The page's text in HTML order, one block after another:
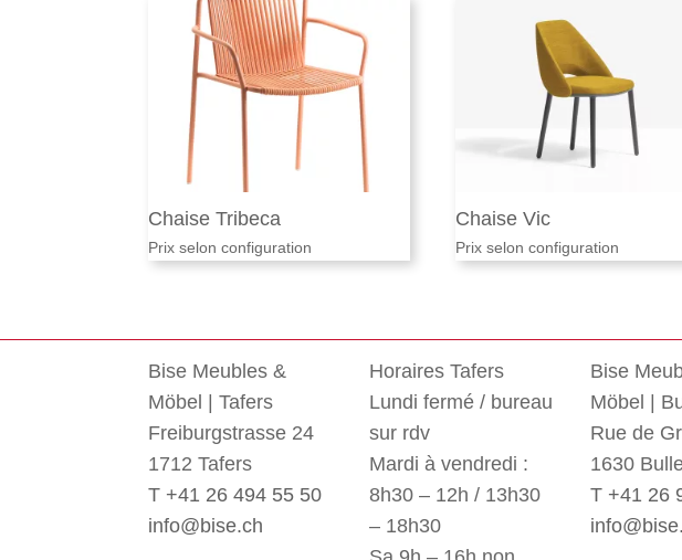
Chaise Tribeca
Prix selon configuration
Chaise Vic
Prix selon configuration
Bise Meubles &
Möbel | Tafers
Freiburgstrasse 24
1712 Tafers
T +41 26 494 55 50
info@bise.ch
Horaires Tafers
Lundi fermé / bureau
sur rdv
Mardi à vendredi :
8h30 – 12h / 13h30
– 18h30
Bise
Möbel |
Rue de
1630
T +41 26